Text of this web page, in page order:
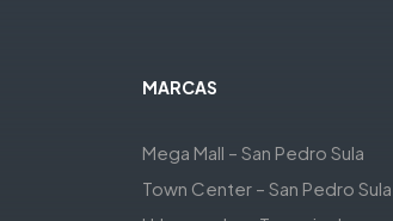
MARCAS
Mega Mall – San Pedro Sula
Town Center – San Pedro Sula